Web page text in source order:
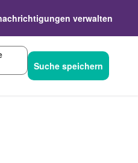
verwalten
Suche speichern